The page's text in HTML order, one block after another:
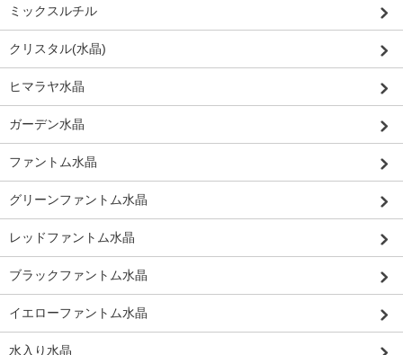
ミックスルチル
クリスタル(水晶)
ヒマラヤ水晶
ガーデン水晶
ファントム水晶
グリーンファントム水晶
レッドファントム水晶
ブラックファントム水晶
イエローファントム水晶
水入り水晶